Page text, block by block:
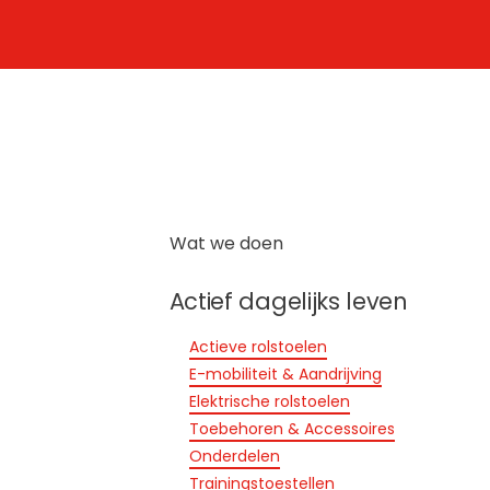
Wat we doen
Actief dagelijks leven
Actieve rolstoelen
E-mobiliteit & Aandrijving
Elektrische rolstoelen
Toebehoren & Accessoires
Onderdelen
Trainingstoestellen